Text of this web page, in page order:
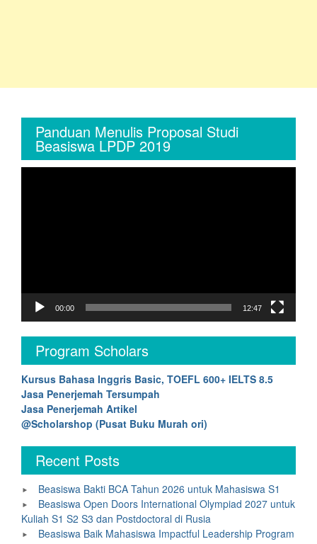
Panduan Menulis Proposal Studi
Beasiswa LPDP 2019
00:00 12:47
Program Scholars
Kursus Bahasa Inggris Basic, TOEFL 600+ IELTS 8.5
Jasa Penerjemah Tersumpah
Jasa Penerjemah Artikel
@Scholarshop (Pusat Buku Murah ori)
Recent Posts
Beasiswa Bakti BCA Tahun 2026 untuk Mahasiswa S1
Beasiswa Open Doors International Olympiad 2027 untuk
Kuliah S1 S2 S3 dan Postdoctoral di Rusia
Beasiswa Baik Mahasiswa Impactful Leadership Program